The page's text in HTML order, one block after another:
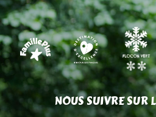
NOUS SUIVRE SUR